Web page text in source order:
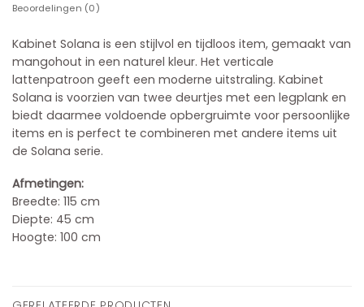
Beoordelingen (0)
Kabinet Solana is een stijlvol en tijdloos item, gemaakt van
mangohout in een naturel kleur. Het verticale
lattenpatroon geeft een moderne uitstraling. Kabinet
Solana is voorzien van twee deurtjes met een legplank en
biedt daarmee voldoende opbergruimte voor persoonlijke
items en is perfect te combineren met andere items uit
de Solana serie.
Afmetingen:
Breedte: 115 cm
Diepte: 45 cm
Hoogte: 100 cm